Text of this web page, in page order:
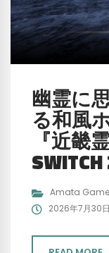
幽霊に
る和風
『近畿
Amata
2026年7月30日